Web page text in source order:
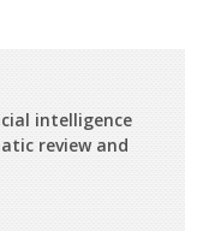
intelligence
review and